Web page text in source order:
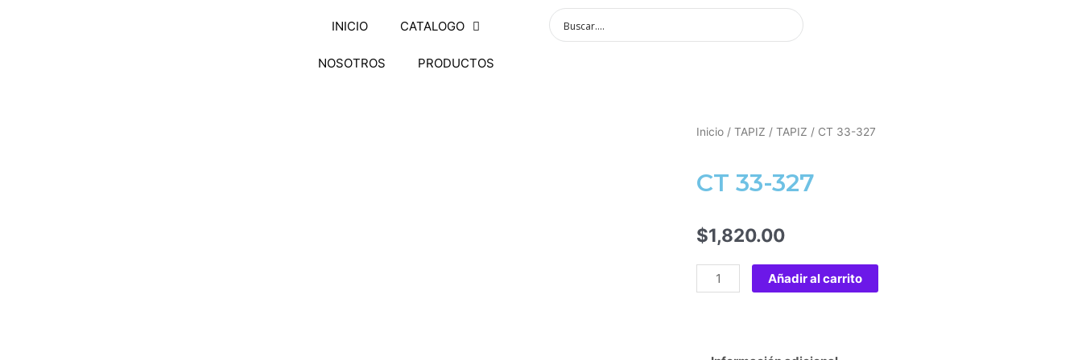
INICIO CATALOGO
NOSOTROS PRODUCTOS
Inicio / TAPIZ / TAPIZ / CT 33-327
CT 33-327
$1,820.00
Añadir al carrito